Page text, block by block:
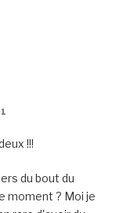
!!!
du bout du
moment ? Moi je